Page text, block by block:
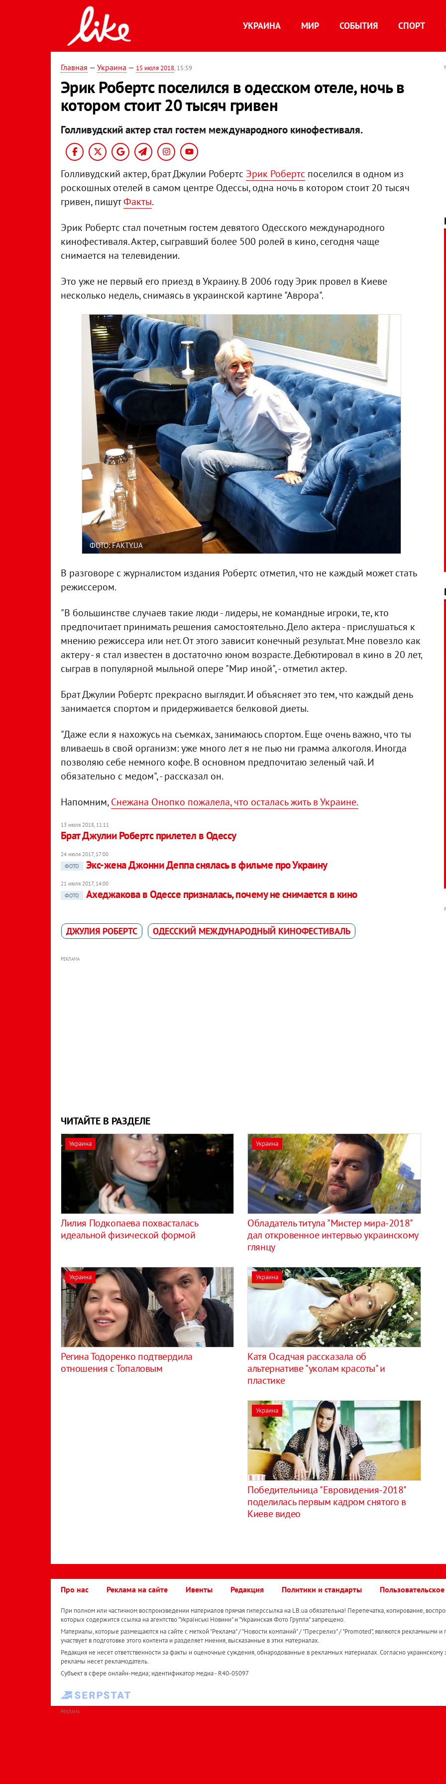
УКРАИНА МИР СОБЫТИЯ СПОРТ
Главная — Украина — 15 июля 2018, 15:59
Эрик Робертс поселился в одесском отеле, ночь в
котором стоит 20 тысяч гривен
Голливудский актер стал гостем международного кинофестиваля.
Голливудский актер, брат Джулии Робертс Эрик Робертс поселился в одном из
роскошных отелей в самом центре Одессы, одна ночь в котором стоит 20 тысяч
гривен, пишутФакты.
Эрик Робертс стал почетным гостем девятого Одесского международного
кинофестиваля. Актер, сыгравший более 500 ролей в кино, сегодня чаще
снимается на телевидении.
Это уже не первый его приезд в Украину. В 2006 году Эрик провел в Киеве
несколько недель, снимаясь в украинской картине "Аврора".
ФОТО: FAKTY.UA
В разговоре с журналистом издания Робертс отметил, что не каждый может стать
режиссером.
"В большинстве случаев такие люди - лидеры, не командные игроки, те, кто
предпочитает принимать решения самостоятельно. Дело актера - прислушаться к
мнению режиссера или нет. От этого зависит конечный результат. Мне повезло как
актеру - я стал известен в достаточно юном возрасте. Дебютировал в кино в 20 лет,
сыграв в популярной мыльной опере "Мир иной", - отметил актер.
Брат Джулии Робертс прекрасно выглядит. И объясняет это тем, что каждый день
занимается спортом и придерживается белковой диеты.
"Даже если я нахожусь на съемках, занимаюсь спортом. Еще очень важно, что ты
вливаешь в свой организм: уже много лет я не пью ни грамма алкоголя. Иногда
позволяю себе немного кофе. В основном предпочитаю зеленый чай. И
обязательно с медом", - рассказал он.
Напомним,Снежана Онопко пожалела, что осталась жить в Украине.
13 июля 2018, 11:11
Брат Джулии Робертс прилетел в Одессу
24 июля 2017, 17:00
ФОТО
Экс-жена Джонни Деппа снялась в фильме про Украину
21 июля 2017, 14:00
ФОТО
Ахеджакова в Одессе призналась, почему не снимается в кино
ДЖУЛИЯ РОБЕРТС ОДЕССКИЙ МЕЖДУНАРОДНЫЙ КИНОФЕСТИВАЛЬ
РЕКЛАМА
ЧИТАЙТЕ В РАЗДЕЛЕ
Украина
Лилия Подкопаева похвасталась
идеальной физической формой
Украина
Обладатель титула "Мистер мира-2018"
дал откровенное интервью украинскому
глянцу
Украина
Регина Тодоренко подтвердила
отношения с Топаловым
Украина
Катя Осадчая рассказала об
альтернативе "уколам красоты" и
пластике
Украина
Победительница "Евровидения-2018"
поделилась первым кадром снятого в
Киеве видео
Про нас Реклама на сайте Ивенты Редакция Политики и стандарты
При полном или частичном воспроизведении материалов прямая гиперссылка на LB.ua обязательна! Перепечатка, копирование,
которых содержится ссылка на агентство "Українськi Новини" и "Украинская Фото Группа" запрещено.
Материалы, которые размещаются на сайте с меткой "Реклама" / "Новости компаний" / "Пресрелиз" / "Promoted", являются рекламными и
участвует в подготовке этого контента и разделяет мнения, высказанные в этих материалах.
Редакция не несет ответственности за факты и оценочные суждения, обнародованные в рекламных материалах. Согласно украинскому
рекламы несет рекламодатель.
Субъект в сфере онлайн-медиа; идентификатор медиа - R40-05097
РЕКЛАМА